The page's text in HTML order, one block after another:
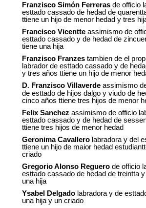
Franzisco Simón Ferreras de officio
esttado cassado de hedad de
ttiene un hijo de menor hedad y tres
Francisco Vicentte assimismo de
esttado cassado y de hedad de
tiene una hija
Franzisco Franzes tambien de el
labrador de esttado cassado y de
y tres años ttiene un hijo de menor
D. Franzisco Villaverde assimismo
de esttado de hijos dalgo y viudo de
cinco años ttiene tres hijos de menor
Felix Sanchez assimismo de officio
esttado cassado y de hedad de
ttiene tres hijos de menor hedad
Geronima Cavallero labradora y del
ttiene un hijo de maior hedad
criado
Gregorio Alonso Reguero de officio
esttado cassado de hedad de treintta
una hija
Ysabel Delgado labradora y de
una hija y un criado